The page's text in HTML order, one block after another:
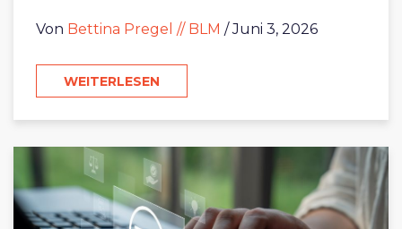
Von Bettina Pregel // BLM / Juni 3, 2026
WEITERLESEN